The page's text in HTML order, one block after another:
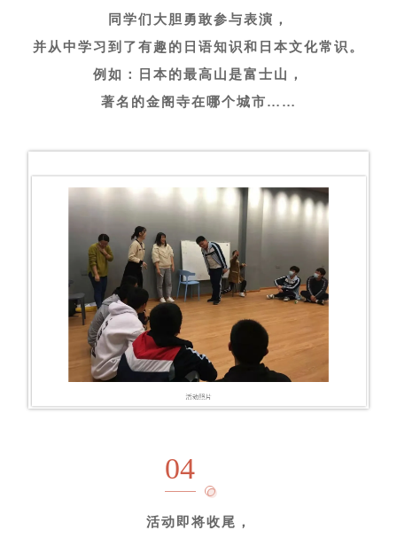
同学们大胆勇敢参与表演 ，
并从中学习到了有趣的日语知识和日本文化常识。
例如：日本的最高山是富士山，
著名的金阁寺在哪个城市……
04
活动即将收尾，